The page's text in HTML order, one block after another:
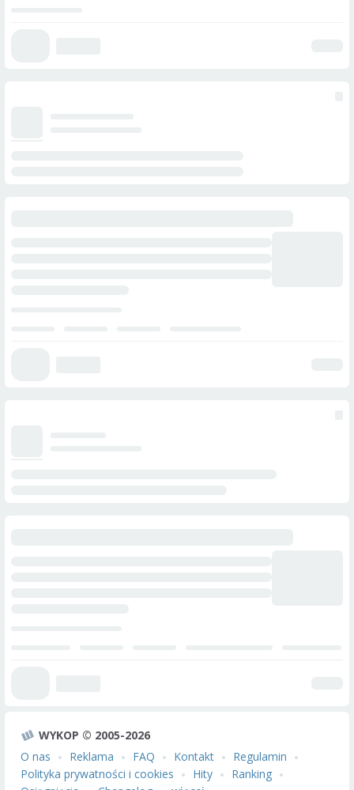
WYKOP © 2005-2026
O nas
Reklama FAQ Kontakt
Regulamin
Polityka prywatności i cookies
Hity
Ranking